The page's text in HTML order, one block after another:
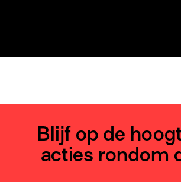
Blijf op de
acties rondom